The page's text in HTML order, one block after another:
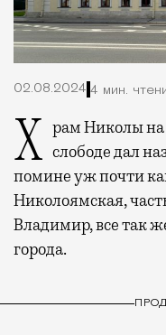
02.08.2024 4 мин.
Храм Николы на Ямах в Рогожской ямской слободе дал
помине уж почти
Николоямская,
Владимир, все так
города.